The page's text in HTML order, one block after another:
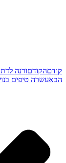
קודםהקודםורנה
הבאעשרה טיפים